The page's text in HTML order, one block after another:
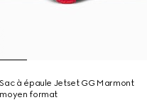
Sac à épaule Jetset GG Marmont
moyen format